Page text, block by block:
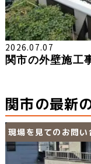
2026.07.07
関市の外壁施工
関市の最新
現場を見てのお問い